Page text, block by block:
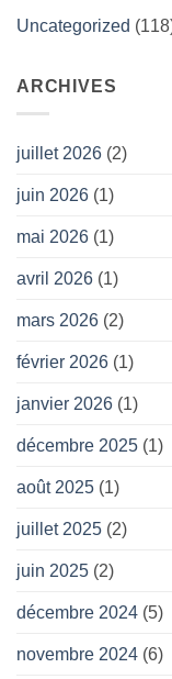
Uncategorized
ARCHIVES
juillet 2026 (2)
juin 2026 (1)
mai 2026 (1)
avril 2026 (1)
mars 2026 (2)
février 2026 (1)
janvier 2026 (1)
décembre 2025 (1)
août 2025 (1)
juillet 2025 (2)
juin 2025 (2)
décembre 2024 (5)
novembre 2024 (6)